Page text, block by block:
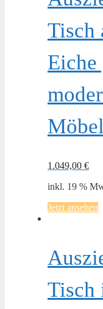
Tisch
1.049,00 €
inkl. 19 %
Jetzt ansehen
Tisch